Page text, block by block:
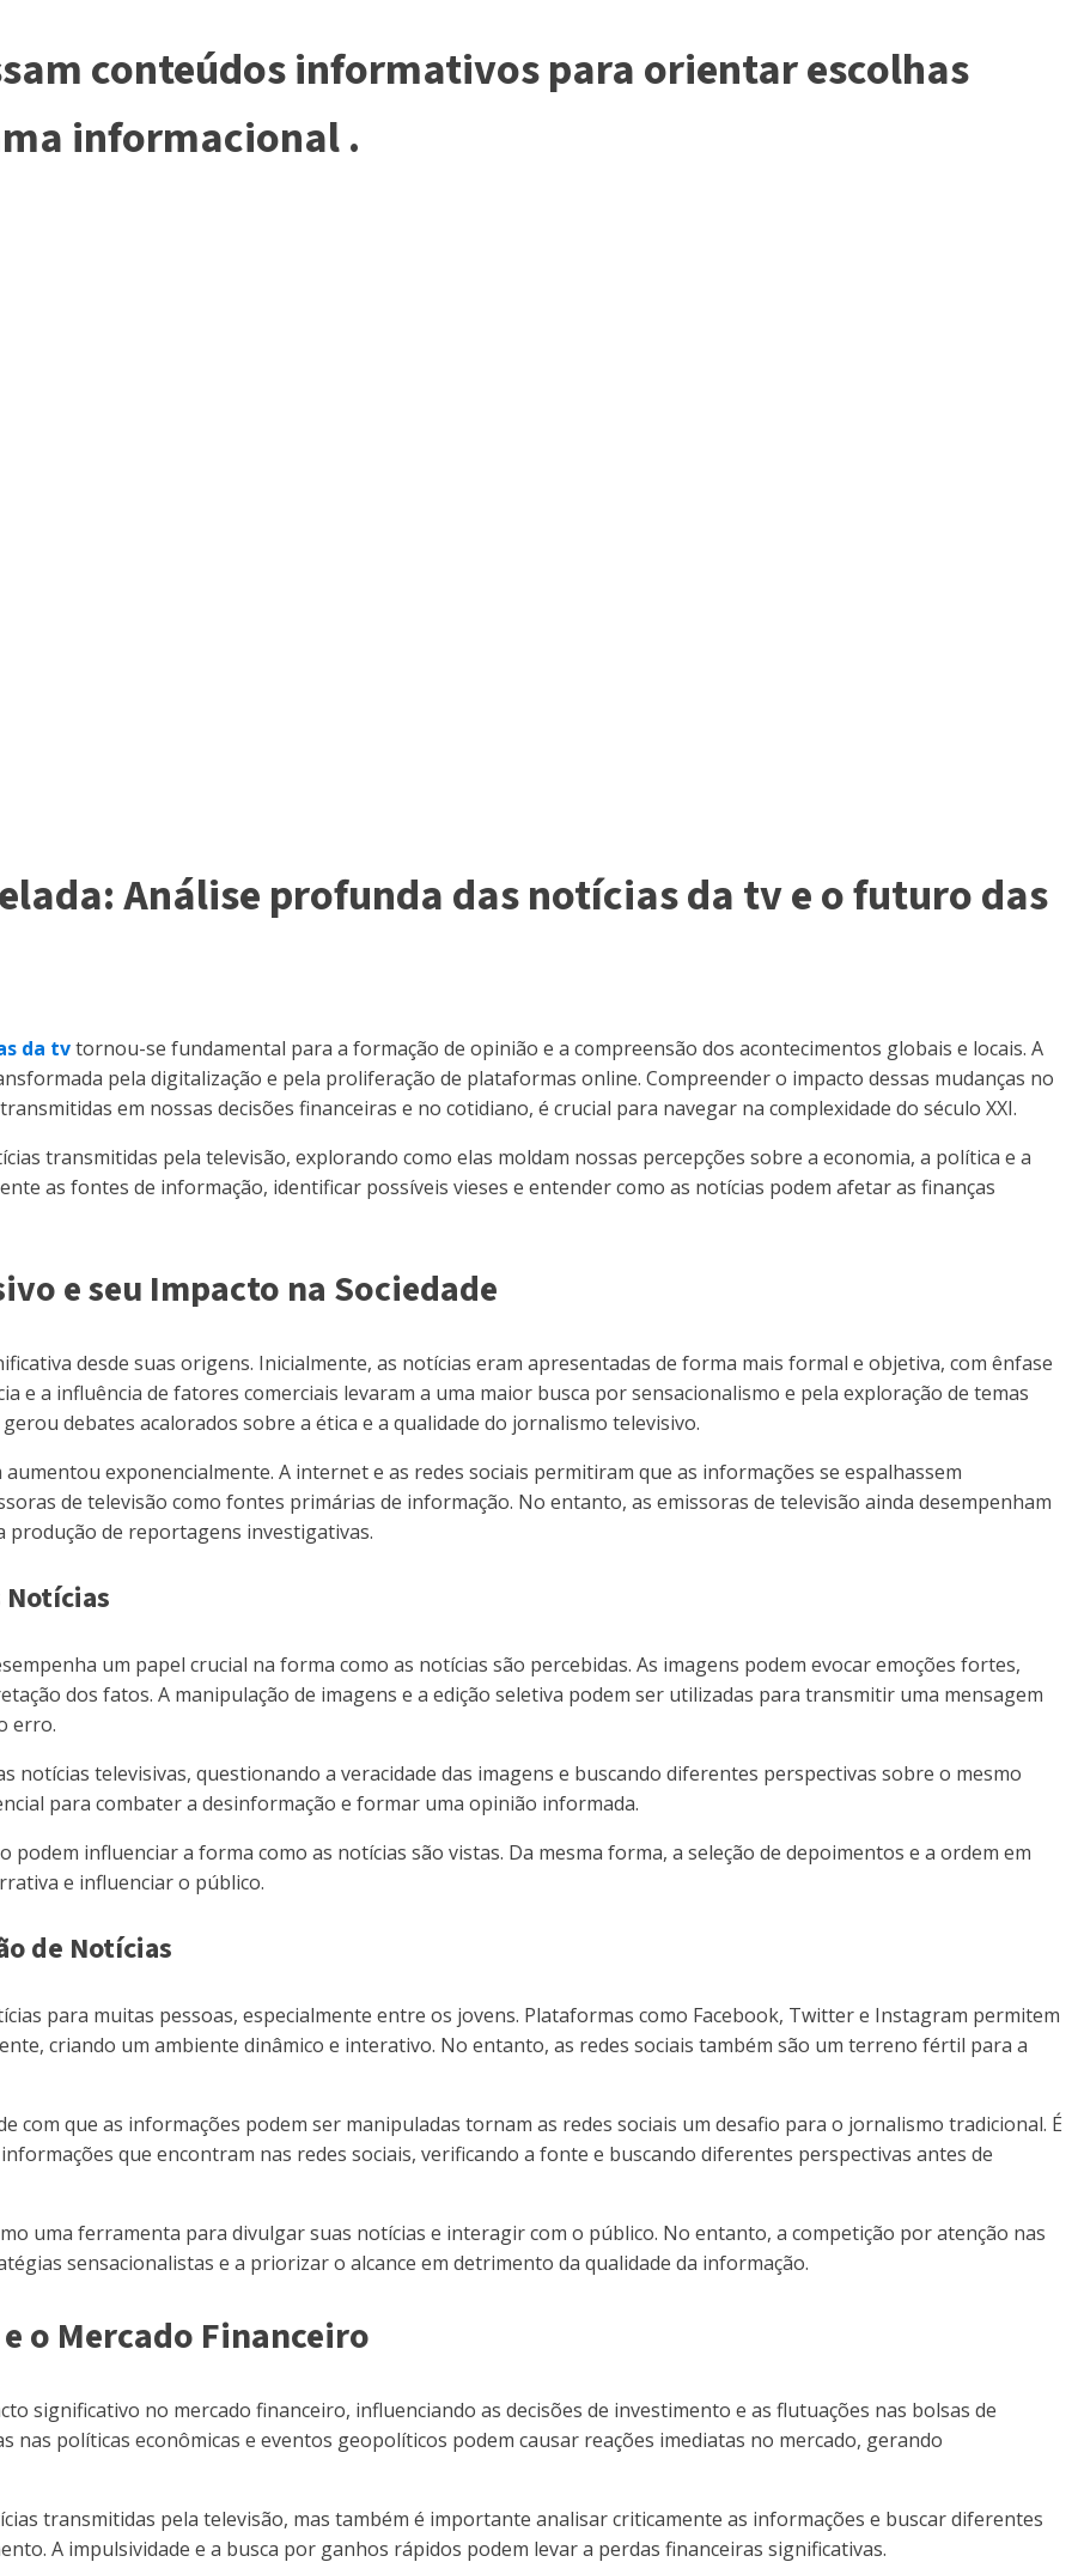
conteúdos informativos para orientar escolhas
informacional .
Análise profunda das notícias da tv e o futuro das
da tvtornou-se fundamental para a formação de opinião e a compreensão dos acontecimentos globais e locais. A
pela digitalização e pela proliferação de plataformas online. Compreender o impacto dessas mudanças no
em nossas decisões financeiras e no cotidiano, é crucial para navegar na complexidade do século XXI.
transmitidas pela televisão, explorando como elas moldam nossas percepções sobre a economia, a política e a
as fontes de informação, identificar possíveis vieses e entender como as notícias podem afetar as finanças
e seu Impacto na Sociedade
desde suas origens. Inicialmente, as notícias eram apresentadas de forma mais formal e objetiva, com ênfase
e a influência de fatores comerciais levaram a uma maior busca por sensacionalismo e pela exploração de temas
debates acalorados sobre a ética e a qualidade do jornalismo televisivo.
exponencialmente. A internet e as redes sociais permitiram que as informações se espalhassem
de televisão como fontes primárias de informação. No entanto, as emissoras de televisão ainda desempenham
de reportagens investigativas.
Notícias
um papel crucial na forma como as notícias são percebidas. As imagens podem evocar emoções fortes,
dos fatos. A manipulação de imagens e a edição seletiva podem ser utilizadas para transmitir uma mensagem
erro.
televisivas, questionando a veracidade das imagens e buscando diferentes perspectivas sobre o mesmo
para combater a desinformação e formar uma opinião informada.
podem influenciar a forma como as notícias são vistas. Da mesma forma, a seleção de depoimentos e a ordem em
e influenciar o público.
de Notícias
para muitas pessoas, especialmente entre os jovens. Plataformas como Facebook, Twitter e Instagram permitem
criando um ambiente dinâmico e interativo. No entanto, as redes sociais também são um terreno fértil para a
com que as informações podem ser manipuladas tornam as redes sociais um desafio para o jornalismo tradicional. É
que encontram nas redes sociais, verificando a fonte e buscando diferentes perspectivas antes de
uma ferramenta para divulgar suas notícias e interagir com o público. No entanto, a competição por atenção nas
sensacionalistas e a priorizar o alcance em detrimento da qualidade da informação.
o Mercado Financeiro
significativo no mercado financeiro, influenciando as decisões de investimento e as flutuações nas bolsas de
nas políticas econômicas e eventos geopolíticos podem causar reações imediatas no mercado, gerando
transmitidas pela televisão, mas também é importante analisar criticamente as informações e buscar diferentes
A impulsividade e a busca por ganhos rápidos podem levar a perdas financeiras significativas.